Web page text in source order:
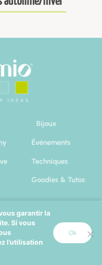
Bijoux
Événements
Techniques
Goodies & Tutos
Légales Cookies
garantir la
Si vous
l’utilisation
Ok